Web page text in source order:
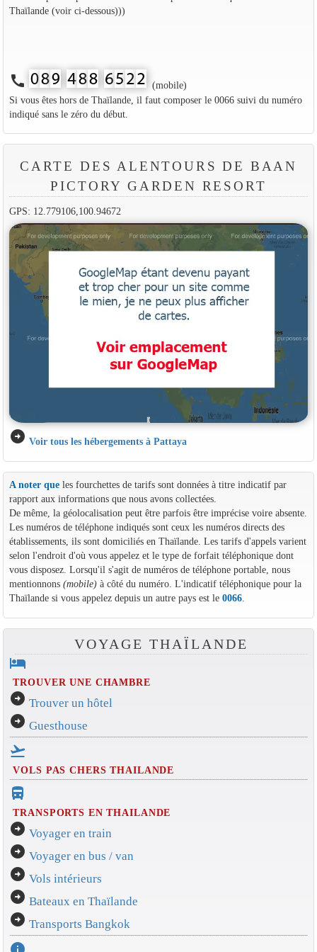
Thaïlande (voir ci-dessous)))
call
(mobile)
Si vous êtes hors de Thaïlande, il faut composer le 0066 suivi du numéro
indiqué sans le zéro du début.
CARTE DES ALENTOURS DE BAAN
PICTORY GARDEN RESORT
GPS: 12.779106,100.94672
arrow_circle_right Voir tous les hébergements à Pattaya
A noter queles fourchettes de tarifs sont données à titre indicatif par
rapport aux informations que nous avons collectées.
De même, la géolocalisation peut être parfois être imprécise voire absente.
Les numéros de téléphone indiqués sont ceux les numéros directs des
établissements, ils sont domiciliés en Thaïlande. Les tarifs d'appels varient
selon l'endroit d'où vous appelez et le type de forfait téléphonique dont
vous disposez. Lorsqu'il s'agit de numéros de téléphone portable, nous
mentionnons (mobile)à côté du numéro. L'indicatif téléphonique pour la
Thaïlande si vous appelez depuis un autre pays est le 0066.
VOYAGE THAÏLANDE
hotel
TROUVER UNE CHAMBRE
arrow_circle_right Trouver un hôtel
arrow_circle_right Guesthouse
flight_takeoff
VOLS PAS CHERS THAILANDE
directions_bus_filled
TRANSPORTS EN THAILANDE
arrow_circle_right Voyager en train
arrow_circle_right Voyager en bus / van
arrow_circle_right Vols intérieurs
arrow_circle_right Bateaux en Thaïlande
arrow_circle_right Transports Bangkok